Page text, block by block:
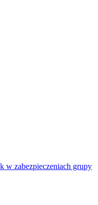
w zabezpieczeniach grupy